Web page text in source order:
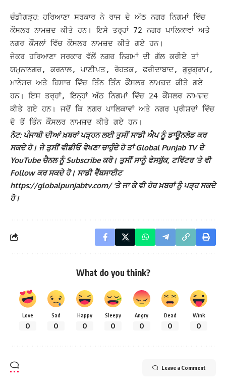
ਚੰਡੀਗੜ੍ਹ: ਹਰਿਆਣਾ ਸਰਕਾਰ ਨੇ ਰਾਜ ਦੇ ਅੱਠ ਨਗਰ ਨਿਗਮਾਂ ਵਿੱਚ
ਕੌਂਸਲਰ ਨਾਮਜ਼ਦ ਕੀਤੇ ਹਨ। ਇਸੇ ਤਰ੍ਹਾਂ 72 ਨਗਰ ਪਾਲਿਕਾਵਾਂ ਅਤੇ
ਨਗਰ ਕੌਂਸਲਾਂ ਵਿੱਚ ਕੌਂਸਲਰ ਨਾਮਜ਼ਦ ਕੀਤੇ ਗਏ ਹਨ।
ਜੇਕਰ ਹਰਿਆਣਾ ਸਰਕਾਰ ਵੱਲੋਂ ਨਗਰ ਨਿਗਮਾਂ ਦੀ ਗੱਲ ਕਰੀਏ ਤਾਂ
ਯਮੁਨਾਨਗਰ, ਕਰਨਾਲ, ਪਾਣੀਪਤ, ਰੋਹਤਕ, ਫਰੀਦਾਬਾਦ, ਗੁਰੂਗ੍ਰਾਮ,
ਮਾਨੇਸਰ ਅਤੇ ਹਿਸਾਰ ਵਿੱਚ ਤਿੰਨ-ਤਿੰਨ ਕੌਂਸਲਰ ਨਾਮਜ਼ਦ ਕੀਤੇ ਗਏ
ਹਨ।ਇਸ ਤਰ੍ਹਾਂ, ਇਨ੍ਹਾਂ ਅੱਠ ਨਿਗਮਾਂ ਵਿੱਚ 24 ਕੌਂਸਲਰ ਨਾਮਜ਼ਦ
ਕੀਤੇ ਗਏ ਹਨ। ਜਦੋਂ ਕਿ ਨਗਰ ਪਾਲਿਕਾਵਾਂ ਅਤੇ ਨਗਰ ਪ੍ਰੀਸ਼ਦਾਂ ਵਿੱਚ
ਦੋ ਤੋਂ ਤਿੰਨ ਕੌਂਸਲਰ ਨਾਮਜ਼ਦ ਕੀਤੇ ਗਏ ਹਨ।
ਨੋਟ: ਪੰਜਾਬੀ ਦੀਆਂ ਖ਼ਬਰਾਂ ਪੜ੍ਹਨ ਲਈ ਤੁਸੀਂ ਸਾਡੀ ਐਪ ਨੂੰ ਡਾਊਨਲੋਡ ਕਰ
ਸਕਦੇ ਹੋ। ਜੇ ਤੁਸੀਂ ਵੀਡੀਓ ਵੇਖਣਾ ਚਾਹੁੰਦੇ ਹੋ ਤਾਂ Global Punjab TV ਦੇ
YouTube ਚੈਨਲ ਨੂੰ Subscribe ਕਰੋ। ਤੁਸੀਂ ਸਾਨੂੰ ਫੇਸਬੁੱਕ, ਟਵਿੱਟਰ ‘ਤੇ ਵੀ
Follow ਕਰ ਸਕਦੇ ਹੋ। ਸਾਡੀ ਵੈੱਬਸਾਈਟ
https://globalpunjabtv.com/ ‘ਤੇ ਜਾ ਕੇ ਵੀ ਹੋਰ ਖ਼ਬਰਾਂ ਨੂੰ ਪੜ੍ਹ ਸਕਦੇ
ਹੋ।
What do you think?
Love
0
Sad
0
Happy
0
Sleepy
0
Angry
0
Dead
0
Wink
0
Leave a Comment